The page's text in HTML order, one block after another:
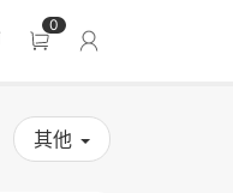
0
其他